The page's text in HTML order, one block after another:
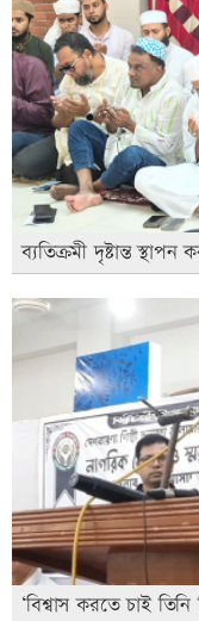
ব্যতিক্রমী দৃষ্টান্ত স্থাপন
‘বিশ্বাস করতে চাই